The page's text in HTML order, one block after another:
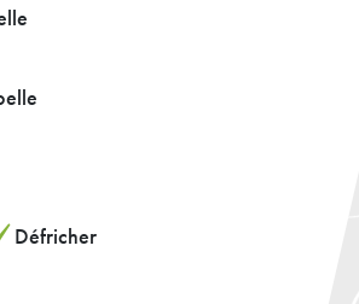
Défricher